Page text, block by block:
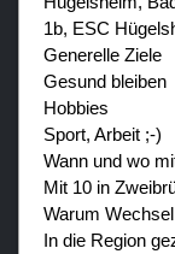
1b, ESC
Generelle Ziele
Gesund bleiben
Hobbies
Sport, Arbeit ;-)
Wann und wo
Mit 10 in
Warum
In die Region